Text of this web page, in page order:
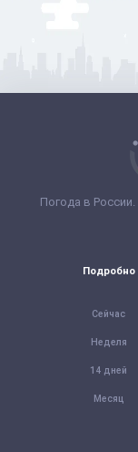
Погода в
Подробно
Сейчас
Неделя
14 дней
Месяц